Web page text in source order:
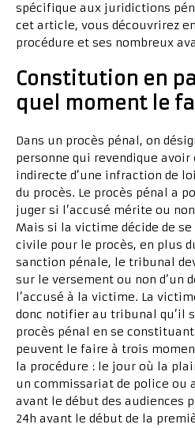
spécifique aux juridictions
cet article, vous découvrirez
procédure et ses nombreux
Constitution en
quel moment le
Dans un procès pénal, on
personne qui revendique
indirecte d’une infraction de
du procès. Le procès pénal a
juger si l’accusé mérite ou
Mais si la victime décide de
civile pour le procès, en plus
sanction pénale, le tribunal
sur le versement ou non d’un
l’accusé à la victime. La
donc notifier au tribunal qu’il
procès pénal en se
peuvent le faire à trois
la procédure : le jour où la
un commissariat de police ou
avant le début des audiences
24h avant le début de la